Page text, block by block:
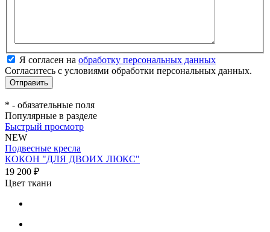
Я согласен на обработку персональных данных
Согласитесь с условиями обработки персональных данных.
* - обязательные поля
Популярные в разделе
Быстрый просмотр
NEW
Подвесные кресла
КОКОН "ДЛЯ ДВОИХ ЛЮКС"
19 200 ₽
Цвет ткани